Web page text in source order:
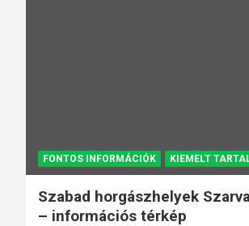
FONTOS INFORMÁCIÓK KIEMELT
Szabad horgászhelyek
– információs térkép